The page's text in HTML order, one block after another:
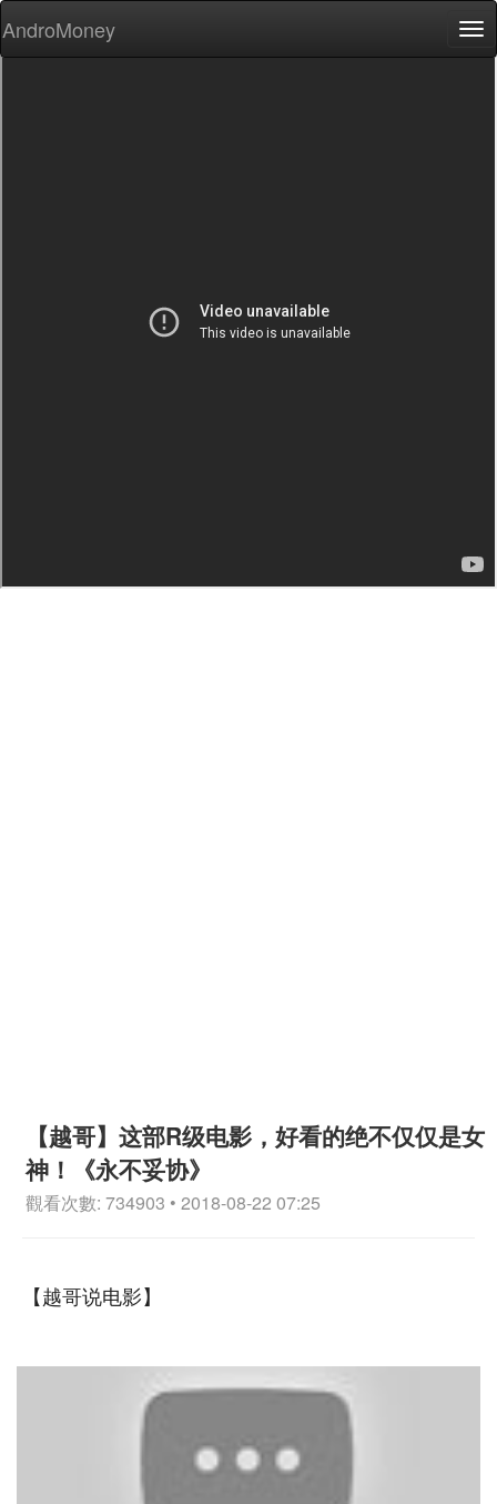
AndroMoney
【越哥】这部R级电影，好看的绝不仅仅是女
神！《永不妥协》
觀看次數: 734903 • 2018-08-22 07:25
【越哥说电影】